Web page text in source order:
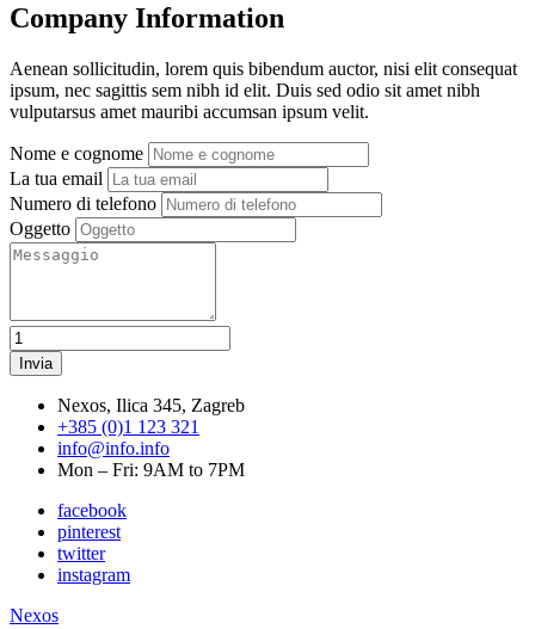
Company Information
Aenean sollicitudin, lorem quis bibendum auctor, nisi elit consequat
ipsum, nec sagittis sem nibh id elit. Duis sed odio sit amet nibh
vulputarsus amet mauribi accumsan ipsum velit.
Nome e cognome
La tua email
Numero di telefono
Oggetto
Nexos, Ilica 345, Zagreb
+385 (0)1 123 321
info@info.info
Mon – Fri: 9AM to 7PM
facebook
pinterest
twitter
instagram
Nexos